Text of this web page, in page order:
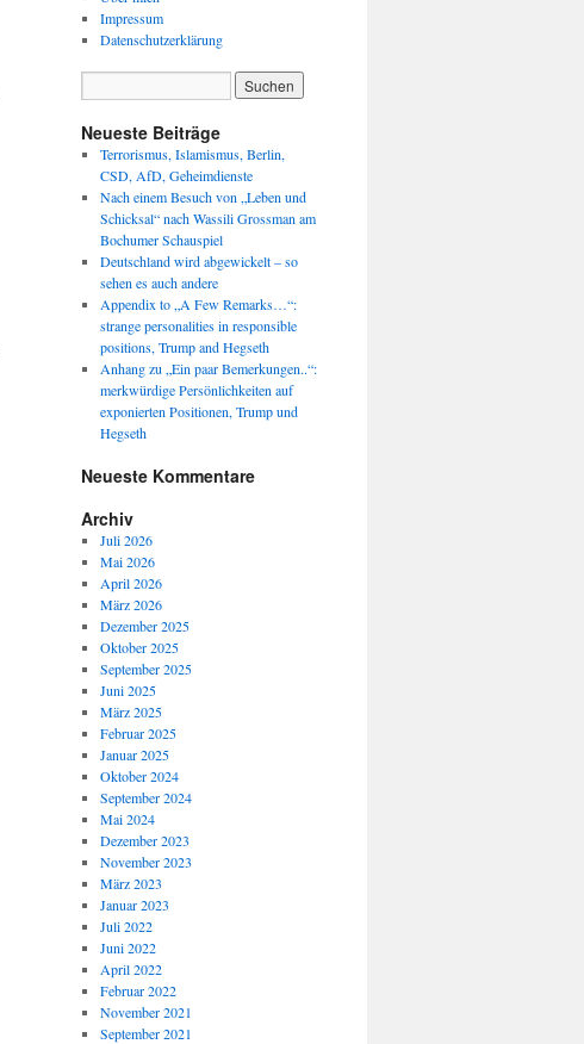
Impressum
Datenschutzerklärung
Neueste Beiträge
Terrorismus, Islamismus, Berlin,
CSD, AfD, Geheimdienste
Nach einem Besuch von „Leben und
Schicksal“ nach Wassili Grossman am
Bochumer Schauspiel
Deutschland wird abgewickelt – so
sehen es auch andere
Appendix to „A Few Remarks…“:
strange personalities in responsible
positions, Trump and Hegseth
Anhang zu „Ein paar Bemerkungen..“:
merkwürdige Persönlichkeiten auf
exponierten Positionen, Trump und
Hegseth
Neueste Kommentare
Archiv
Juli 2026
Mai 2026
April 2026
März 2026
Dezember 2025
Oktober 2025
September 2025
Juni 2025
März 2025
Februar 2025
Januar 2025
Oktober 2024
September 2024
Mai 2024
Dezember 2023
November 2023
März 2023
Januar 2023
Juli 2022
Juni 2022
April 2022
Februar 2022
November 2021
September 2021